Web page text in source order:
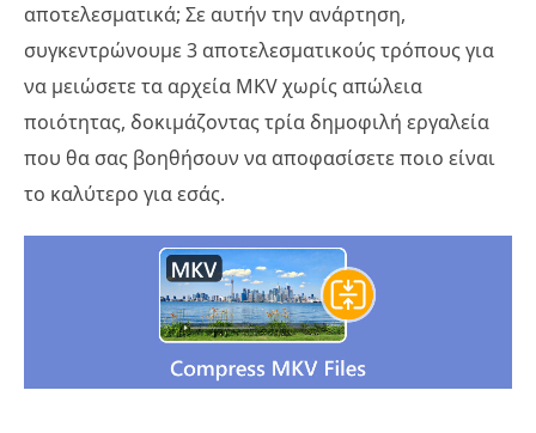
αποτελεσματικά; Σε αυτήν την ανάρτηση,
συγκεντρώνουμε 3 αποτελεσματικούς τρόπους για
να μειώσετε τα αρχεία MKV χωρίς απώλεια
ποιότητας, δοκιμάζοντας τρία δημοφιλή εργαλεία
που θα σας βοηθήσουν να αποφασίσετε ποιο είναι
το καλύτερο για εσάς.